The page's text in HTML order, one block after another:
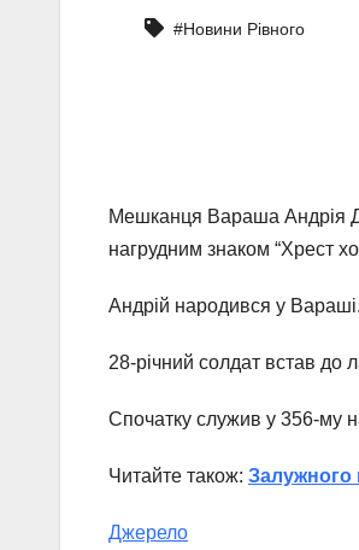
#Новини Рівного
Мешканця Вараша Андрія
нагрудним знаком “Хрест
Андрій народився у
28-річний солдат встав до
Спочатку служив у 356-му
Читайте також: Залужного
Джерело